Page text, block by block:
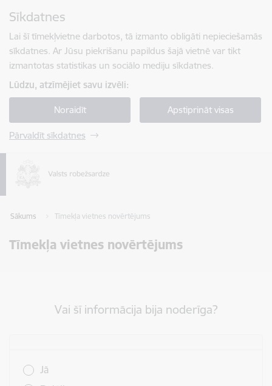
Sīkdatnes
Lai šī tīmekļvietne darbotos, tā izmanto obligāti nepieciešamās
sīkdatnes. Ar Jūsu piekrišanu papildus šajā vietnē var tikt
izmantotas statistikas un sociālo mediju sīkdatnes.
Lūdzu, atzīmējiet savu izvēli:
Noraidīt Apstiprināt visas
Pārvaldīt sīkdatnes
Sākums Tīmekļa vietnes novērtējums
Tīmekļa vietnes novērtējums
Vai šī informācija bija noderīga?
Jā